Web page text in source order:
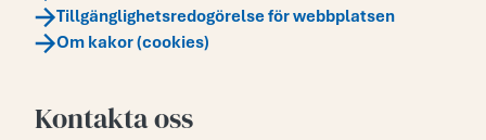
Tillgänglighetsredogörelse för webbplatsen
Om kakor (cookies)
Kontakta oss